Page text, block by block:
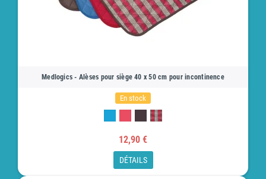
Medlogics - Alèses pour siège 40 x 50 cm pour incontinence
En stock
12,90 €
DÉTAILS